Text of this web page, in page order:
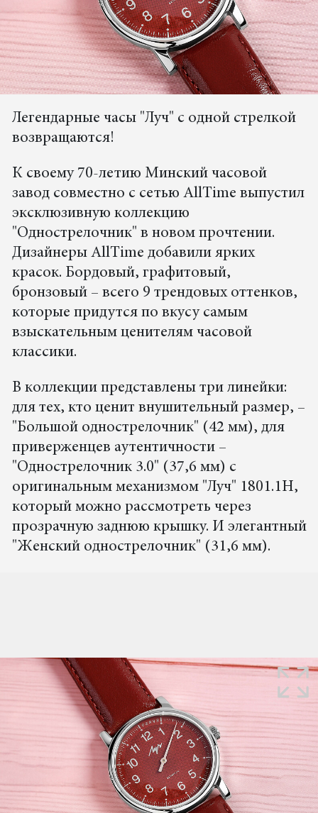
Легендарные часы "Луч" с одной стрелкой
возвращаются!
К своему 70-летию Минский часовой
завод совместно с сетью AllTime выпустил
эксклюзивную коллекцию
"Однострелочник" в новом прочтении.
Дизайнеры AllTime добавили ярких
красок. Бордовый, графитовый,
бронзовый – всего 9 трендовых оттенков,
которые придутся по вкусу самым
взыскательным ценителям часовой
классики.
В коллекции представлены три линейки:
для тех, кто ценит внушительный размер, –
"Большой однострелочник" (42 мм), для
приверженцев аутентичности –
"Однострелочник 3.0" (37,6 мм) с
оригинальным механизмом "Луч" 1801.1Н,
который можно рассмотреть через
прозрачную заднюю крышку. И элегантный
"Женский однострелочник" (31,6 мм).